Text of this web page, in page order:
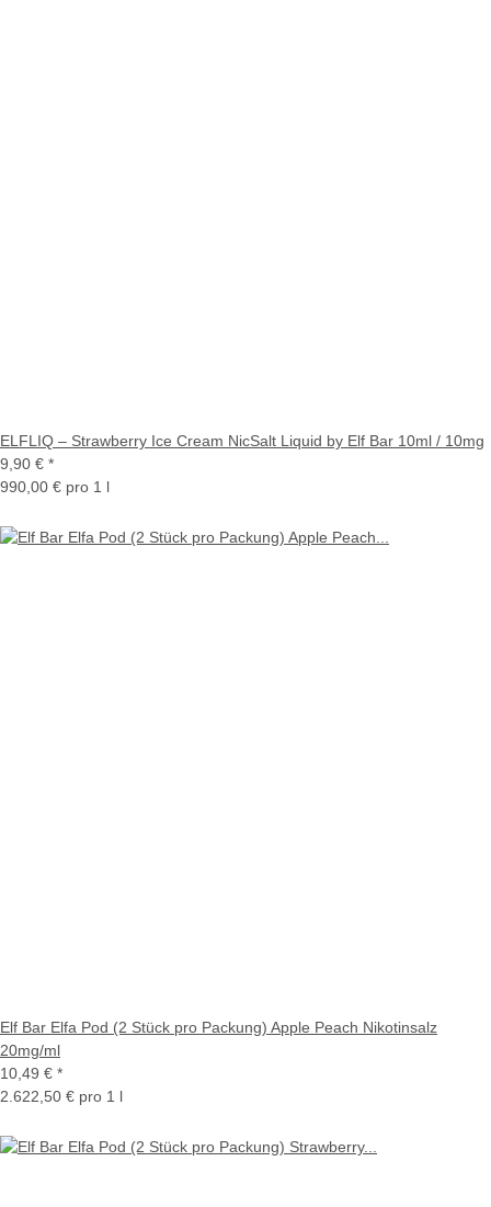
ELFLIQ – Strawberry Ice Cream NicSalt Liquid by Elf Bar 10ml / 10mg
9,90 € *
990,00 € pro 1 l
Elf Bar Elfa Pod (2 Stück pro Packung) Apple Peach Nikotinsalz
20mg/ml
10,49 € *
2.622,50 € pro 1 l